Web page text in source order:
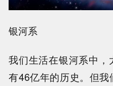
银河系
我们生活在银河系中
有46亿年的历史。但